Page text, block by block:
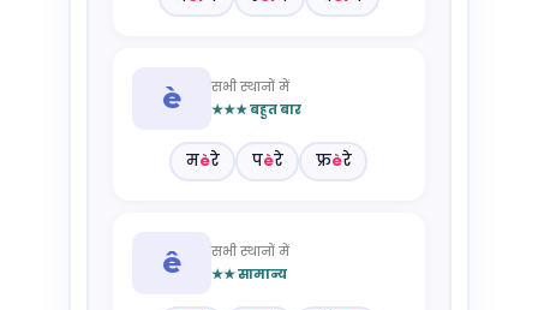
è
सभी स्थानों में
★★★ बहुत बार
मèरे पèरे फ्रèरे
ê
सभी स्थानों में
★★ सामान्य